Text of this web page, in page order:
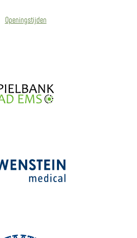
Openingstijden